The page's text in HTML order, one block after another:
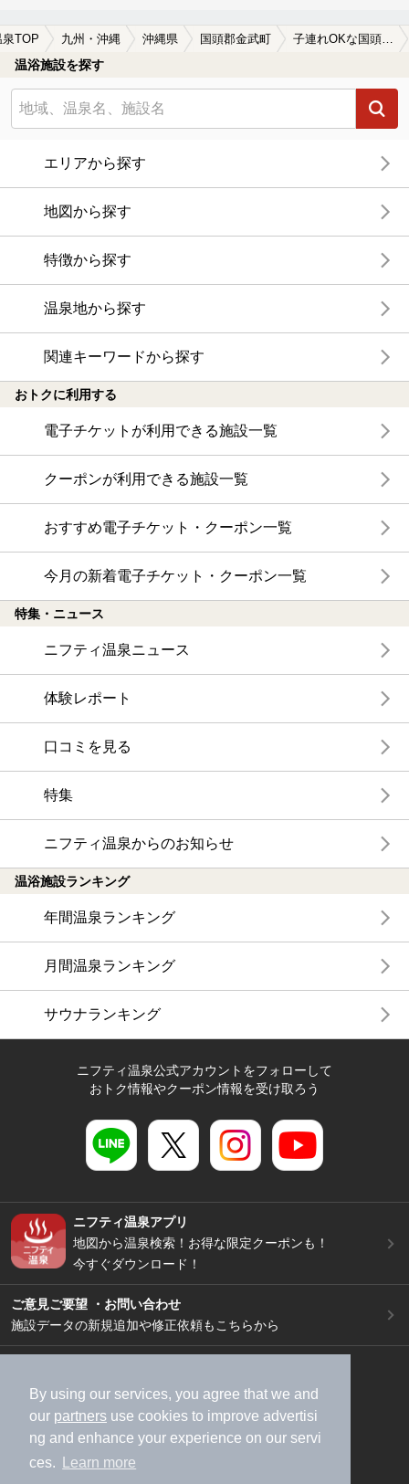
By using our services, you agree that we and
our partners use cookies to improve advertisi
ng and enhance your experience on our servi
ces.
Learn more
泉TOP 九州・沖縄 沖縄県 国頭郡金武町 子連れOKな国頭郡金武町の温泉、日帰り温泉、スーパー銭湯おすすめ
温浴施設を探す
エリアから探す
地図から探す
特徴から探す
温泉地から探す
関連キーワードから探す
おトクに利用する
電子チケットが利用できる施設一覧
クーポンが利用できる施設一覧
おすすめ電子チケット・クーポン一覧
今月の新着電子チケット・クーポン一覧
特集・ニュース
ニフティ温泉ニュース
体験レポート
口コミを見る
特集
ニフティ温泉からのお知らせ
温浴施設ランキング
年間温泉ランキング
月間温泉ランキング
サウナランキング
ニフティ温泉公式アカウントをフォローして
おトク情報やクーポン情報を受け取ろう
ニフティ温泉アプリ
地図から温泉検索！お得な限定クーポンも！
今すぐダウンロード！
ご意見ご要望 ・お問い合わせ
施設データの新規追加や修正依頼もこちらから
加盟店募集（資料請求）
広告出稿のご案内
利用規約
ライフスタイルMEMBERS+規約
特定商取引法に基づく表記
ヘルプ
採用情報
運営会社